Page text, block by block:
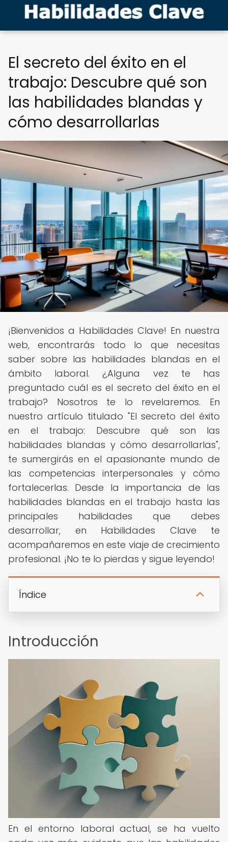
El secreto del éxito en el
trabajo: Descubre qué son
las habilidades blandas y
cómo desarrollarlas
¡Bienvenidos a Habilidades Clave! En nuestra
web, encontrarás todo lo que necesitas
saber sobre las habilidades blandas en el
ámbito laboral. ¿Alguna vez te has
preguntado cuál es el secreto del éxito en el
trabajo? Nosotros te lo revelaremos. En
nuestro artículo titulado "El secreto del éxito
en el trabajo: Descubre qué son las
habilidades blandas y cómo desarrollarlas",
te sumergirás en el apasionante mundo de
las competencias interpersonales y cómo
fortalecerlas. Desde la importancia de las
habilidades blandas en el trabajo hasta las
principales habilidades que debes
desarrollar, en Habilidades Clave te
acompañaremos en este viaje de crecimiento
profesional. ¡No te lo pierdas y sigue leyendo!
Índice
Introducción
En el entorno laboral actual, se ha vuelto